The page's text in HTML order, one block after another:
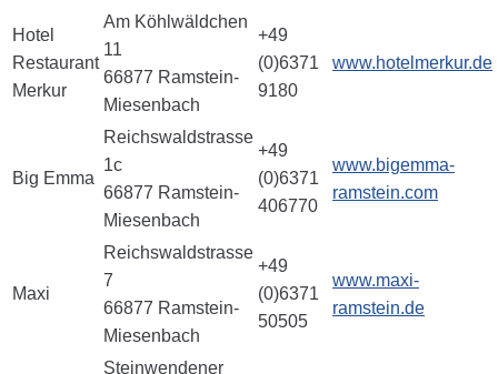
Hotel
Restaurant
Merkur
Am Köhlwäldchen
11
66877 Ramstein-
Miesenbach
+49
(0)6371
9180
www.hotelmerkur.de
Big Emma
Reichswaldstrasse
1c
66877 Ramstein-
Miesenbach
+49
(0)6371
406770
www.bigemma-
ramstein.com
Maxi
Reichswaldstrasse
7
66877 Ramstein-
Miesenbach
+49
(0)6371
50505
www.maxi-
ramstein.de
Steinwendener